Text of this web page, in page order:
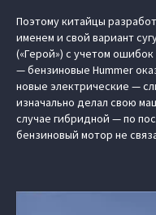
Поэтому китайцы
именем и свой вариант
(«Герой») с учетом
— бензиновые Hummer
новые электрические —
изначально делал свою
случае гибридной — по
бензиновый мотор не